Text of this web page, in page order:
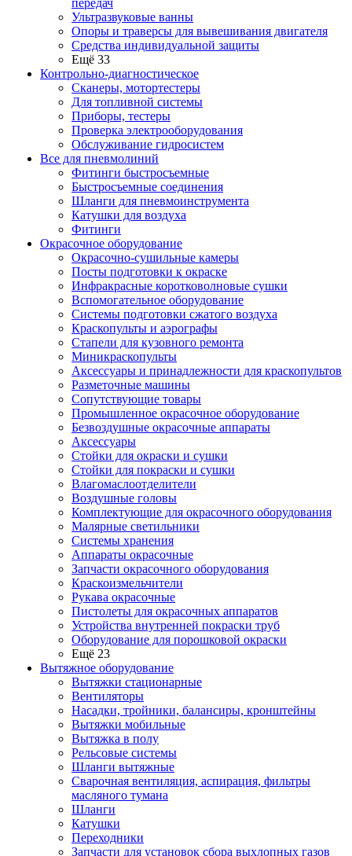
передач
Ультразвуковые ванны
Опоры и траверсы для вывешивания двигателя
Средства индивидуальной защиты
Ещё 33
Контрольно-диагностическое
Сканеры, мотортестеры
Для топливной системы
Приборы, тестеры
Проверка электрооборудования
Обслуживание гидросистем
Все для пневмолиний
Фитинги быстросъемные
Быстросъемные соединения
Шланги для пневмоинструмента
Катушки для воздуха
Фитинги
Окрасочное оборудование
Окрасочно-сушильные камеры
Посты подготовки к окраске
Инфракрасные коротковолновые сушки
Вспомогательное оборудование
Системы подготовки сжатого воздуха
Краскопульты и аэрографы
Стапели для кузовного ремонта
Миникраскопульты
Аксессуары и принадлежности для краскопультов
Разметочные машины
Сопутствующие товары
Промышленное окрасочное оборудование
Безвоздушные окрасочные аппараты
Аксессуары
Стойки для окраски и сушки
Стойки для покраски и сушки
Влагомаслоотделители
Воздушные головы
Комплектующие для окрасочного оборудования
Малярные светильники
Системы хранения
Аппараты окрасочные
Запчасти окрасочного оборудования
Краскоизмельчители
Рукава окрасочные
Пистолеты для окрасочных аппаратов
Устройства внутренней покраски труб
Оборудование для порошковой окраски
Ещё 23
Вытяжное оборудование
Вытяжки стационарные
Вентиляторы
Насадки, тройники, балансиры, кронштейны
Вытяжки мобильные
Вытяжка в полу
Рельсовые системы
Шланги вытяжные
Сварочная вентиляция, аспирация, фильтры
масляного тумана
Шланги
Катушки
Переходники
Запчасти для установок сбора выхлопных газов